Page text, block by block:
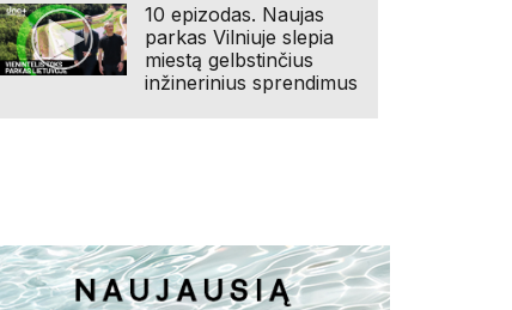
10 epizodas. Naujas
parkas Vilniuje slepia
miestą gelbstinčius
inžinerinius sprendimus